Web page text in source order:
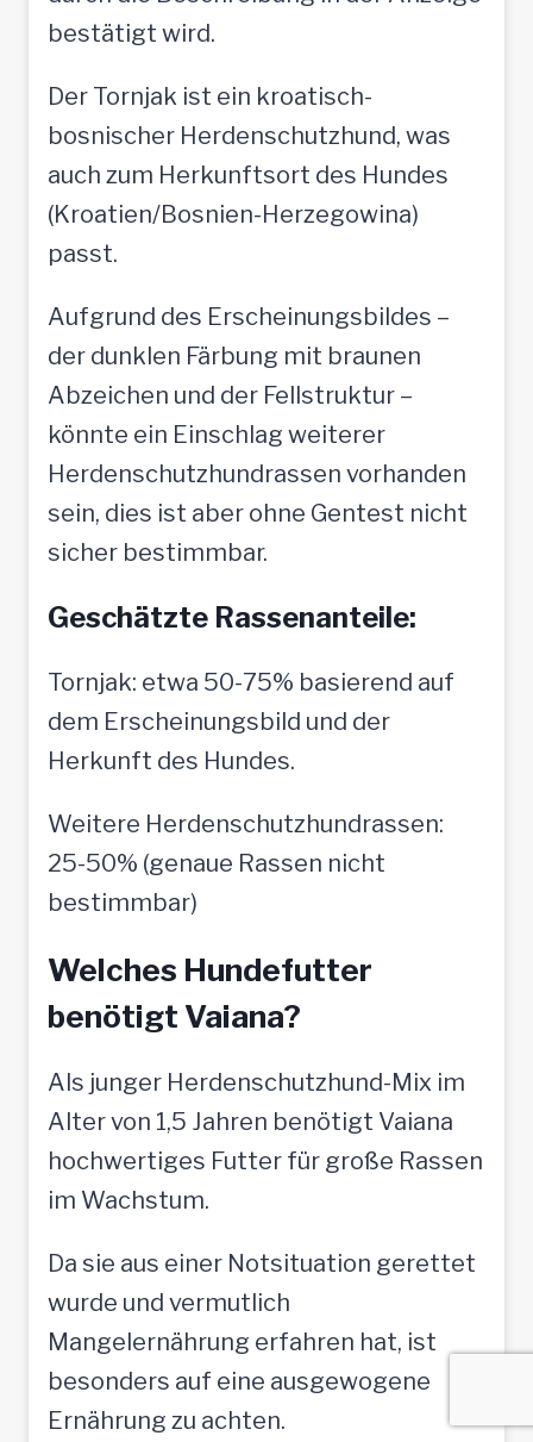
bestätigt wird.
Der Tornjak ist ein kroatisch-
bosnischer Herdenschutzhund, was
auch zum Herkunftsort des Hundes
(Kroatien/Bosnien-Herzegowina)
passt.
Aufgrund des Erscheinungsbildes –
der dunklen Färbung mit braunen
Abzeichen und der Fellstruktur –
könnte ein Einschlag weiterer
Herdenschutzhundrassen vorhanden
sein, dies ist aber ohne Gentest nicht
sicher bestimmbar.
Geschätzte Rassenanteile:
Tornjak: etwa 50-75% basierend auf
dem Erscheinungsbild und der
Herkunft des Hundes.
Weitere Herdenschutzhundrassen:
25-50% (genaue Rassen nicht
bestimmbar)
Welches Hundefutter
benötigt Vaiana?
Als junger Herdenschutzhund-Mix im
Alter von 1,5 Jahren benötigt Vaiana
hochwertiges Futter für große Rassen
im Wachstum.
Da sie aus einer Notsituation gerettet
wurde und vermutlich
Mangelernährung erfahren hat, ist
besonders auf eine ausgewogene
Ernährung zu achten.